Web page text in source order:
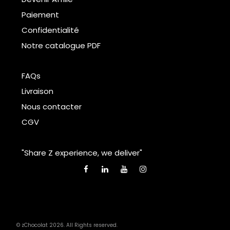
Paiement
Confidentialité
Notre catalogue PDF
FAQs
Livraison
Nous contacter
CGV
"Share Z experience, we deliver"
© zChocolat 2026. All Rights reserved.